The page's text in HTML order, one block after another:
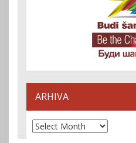
ARHIVA
Arhiva